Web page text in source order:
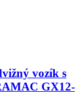
vozík s
GX12-